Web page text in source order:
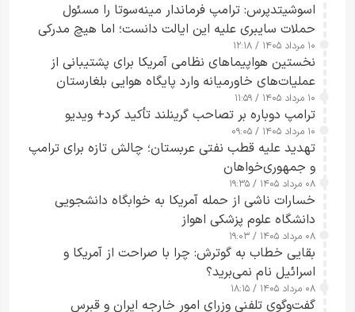
اسوشیتدپرس: ترامپ فرماندار مینه‌سوتا را مسئول
حملات سایبری علیه این ایالت دانست؛ اما هیچ مدرکی
ارائه نکرد
۱۰ مرداد ۱۴۰۵ / ۱۲:۱۸
نخستین هواپیماهای نظامی آمریکا برای پشتیبانی از
عملیات‌های خاورمیانه وارد پایگاه هوایی بلغارستان
شدند
۱۰ مرداد ۱۴۰۵ / ۱۱:۵۹
ترامپ دوباره بر تصاحب گرینلند تأکید کرد+ ویدیو
۱۰ مرداد ۱۴۰۵ / ۰۹:۰۵
تهدید علیه قطب نفتی عربستان؛ چالش تازه برای ترامپ
و جمهوری‌خواهان
۰۸ مرداد ۱۴۰۵ / ۱۹:۳۵
خسارات ناشی از حمله آمریکا به خوابگاه دانشجویی
دانشگاه علوم پزشکی اهواز
۰۸ مرداد ۱۴۰۵ / ۱۹:۰۳
بقایی خطاب به گوترش: چرا با صراحت از آمریکا و
اسرائیل نام نمی‌برید؟
۰۸ مرداد ۱۴۰۵ / ۱۸:۱۵
گفت‌وگوی تلفنی وزرای امور خارجه ایران و قبرس